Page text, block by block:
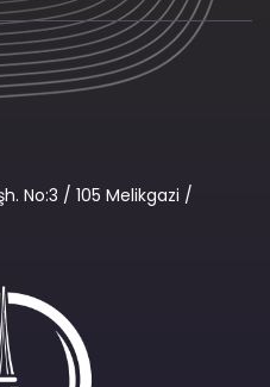
No:3 / 105 Melikgazi /